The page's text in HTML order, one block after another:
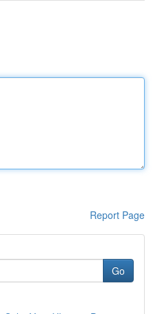
Report Page
Go